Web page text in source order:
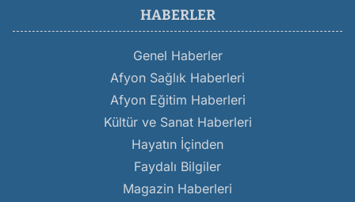
HABERLER
Genel Haberler
Afyon Sağlık Haberleri
Afyon Eğitim Haberleri
Kültür ve Sanat Haberleri
Hayatın İçinden
Faydalı Bilgiler
Magazin Haberleri